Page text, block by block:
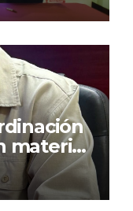
jurídica
materia
a